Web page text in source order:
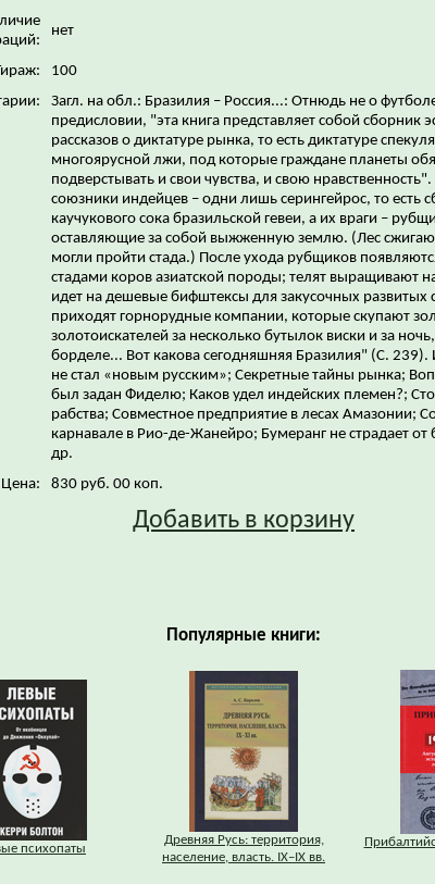
нет
100
Загл. на обл.: Бразилия – Россия...: Отнюдь не о
предисловии, "эта книга представляет собой сборник
рассказов о диктатуре рынка, то есть диктатуре
многоярусной лжи, под которые граждане планеты
подверстывать и свои чувства, и свою
союзники индейцев – одни лишь серингейрос, то есть
каучукового сока бразильской гевеи, а их враги –
оставляющие за собой выжженную землю. (Лес
могли пройти стада.) После ухода рубщиков
стадами коров азиатской породы; телят выращивают
идет на дешевые бифштексы для закусочных развитых
приходят горнорудные компании, которые скупают
золотоискателей за несколько бутылок виски и за
борделе... Вот какова сегодняшняя Бразилия" (С. 239).
не стал «новым русским»; Секретные тайны рынка;
был задан Фиделю; Каков удел индейских племен?;
рабства; Совместное предприятие в лесах Амазонии;
карнавале в Рио-де-Жанейро; Бумеранг не страдает от
др.
Цена:
830 руб. 00 коп.
Добавить в корзину
Популярные книги:
психопаты
Древняя Русь: территория,
население, власть. IХ–IХ вв.